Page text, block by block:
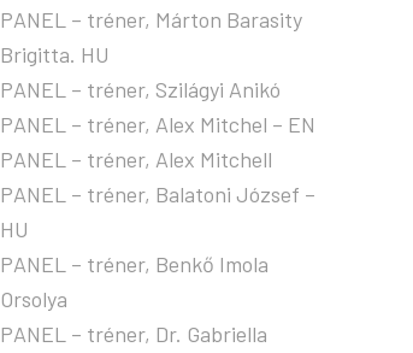
PANEL – tréner, Márton Barasity
Brigitta. HU
PANEL – tréner, Szilágyi Anikó
PANEL – tréner, Alex Mitchel – EN
PANEL – tréner, Alex Mitchell
PANEL – tréner, Balatoni József –
HU
PANEL – tréner, Benkő Imola
Orsolya
PANEL – tréner, Dr. Gabriella